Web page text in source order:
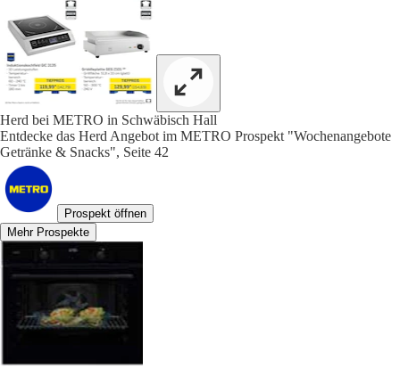
Herd bei METRO in Schwäbisch Hall
Entdecke das Herd Angebot im METRO Prospekt "Wochenangebote
Getränke & Snacks", Seite 42
Prospekt öffnen
Mehr Prospekte